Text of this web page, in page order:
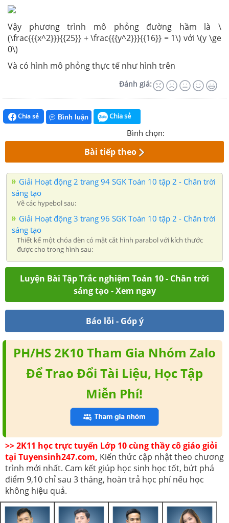
Vậy phương trình mô phỏng đường hầm là \
(\frac{{{x^2}}}{{25}} + \frac{{{y^2}}}{{16}} = 1\) với \(y \ge
0\)
Và có hình mô phỏng thực tế như hình trên
Đánh giá:
Chia sẻ Bình luận Chia sẻ
Bình chọn:
Bài tiếp theo
Giải Hoạt động 2 trang 94 SGK Toán 10 tập 2 - Chân trời
sáng tạo
Vẽ các hypebol sau:
Giải Hoạt động 3 trang 96 SGK Toán 10 tập 2 - Chân trời
sáng tạo
Thiết kế một chóa đèn có mặt cắt hình parabol với kích thước
được cho trong hình sau:
Luyện Bài Tập Trắc nghiệm Toán 10 - Chân trời
sáng tạo - Xem ngay
Báo lỗi - Góp ý
PH/HS 2K10 Tham Gia Nhóm Zalo
Để Trao Đổi Tài Liệu, Học Tập
Miễn Phí!
>> 2K11 học trực tuyến Lớp 10 cùng thầy cô giáo giỏi
tại Tuyensinh247.com, Kiến thức cập nhật theo chương
trình mới nhất. Cam kết giúp học sinh học tốt, bứt phá
điểm 9,10 chỉ sau 3 tháng, hoàn trả học phí nếu học
không hiệu quả.